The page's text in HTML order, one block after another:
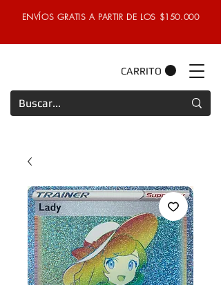
ENVÍOS GRATIS A PARTIR DE LOS $150.000
CARRITO